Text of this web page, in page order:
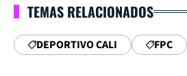
TEMAS RELACIONADOS
DEPORTIVO CALI FPC